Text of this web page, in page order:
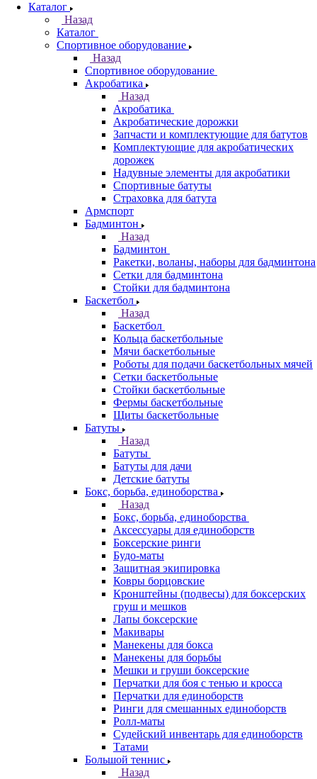
Каталог
Назад
Каталог
Спортивное оборудование
Назад
Спортивное оборудование
Акробатика
Назад
Акробатика
Акробатические дорожки
Запчасти и комплектующие для батутов
Комплектующие для акробатических
дорожек
Надувные элементы для акробатики
Спортивные батуты
Страховка для батута
Армспорт
Бадминтон
Назад
Бадминтон
Ракетки, воланы, наборы для бадминтона
Сетки для бадминтона
Стойки для бадминтона
Баскетбол
Назад
Баскетбол
Кольца баскетбольные
Мячи баскетбольные
Роботы для подачи баскетбольных мячей
Сетки баскетбольные
Стойки баскетбольные
Фермы баскетбольные
Щиты баскетбольные
Батуты
Назад
Батуты
Батуты для дачи
Детские батуты
Бокс, борьба, единоборства
Назад
Бокс, борьба, единоборства
Аксессуары для единоборств
Боксерские ринги
Будо-маты
Защитная экипировка
Ковры борцовские
Кронштейны (подвесы) для боксерских
груш и мешков
Лапы боксерские
Макивары
Манекены для бокса
Манекены для борьбы
Мешки и груши боксерские
Перчатки для боя с тенью и кросса
Перчатки для единоборств
Ринги для смешанных единоборств
Ролл-маты
Судейский инвентарь для единоборств
Татами
Большой теннис
Назад